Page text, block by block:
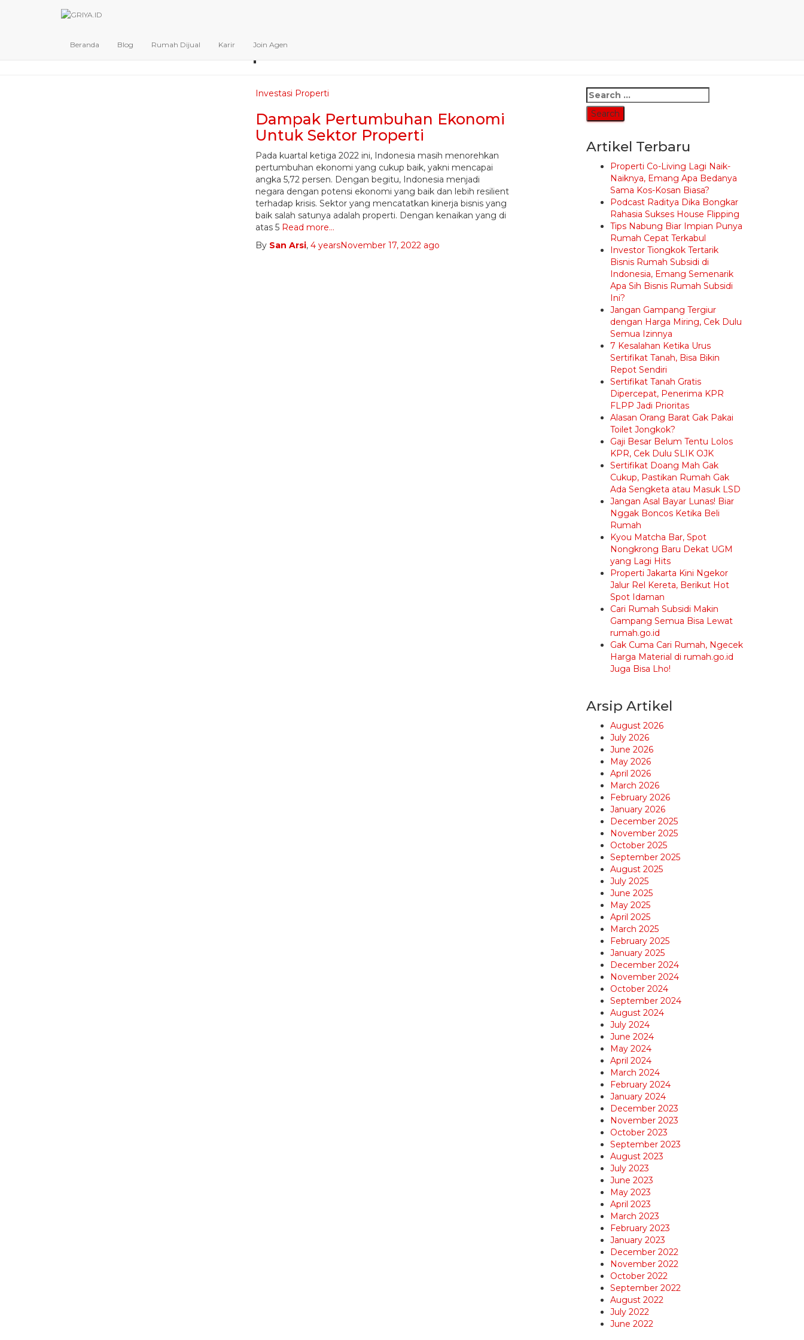
Beranda Blog Rumah Dijual Karir Join Agen
pertumbuhan ekonomi
Investasi Properti
Dampak Pertumbuhan Ekonomi
Untuk Sektor Properti
Pada kuartal ketiga 2022 ini, Indonesia masih menorehkan
pertumbuhan ekonomi yang cukup baik, yakni mencapai
angka 5,72 persen. Dengan begitu, Indonesia menjadi
negara dengan potensi ekonomi yang baik dan lebih resilient
terhadap krisis. Sektor yang mencatatkan kinerja bisnis yang
baik salah satunya adalah properti. Dengan kenaikan yang di
atas 5 Read more…
By San Arsi, 4 yearsNovember 17, 2022 ago
Search
for:
Artikel Terbaru
Properti Co-Living Lagi Naik-
Naiknya, Emang Apa Bedanya
Sama Kos-Kosan Biasa?
Podcast Raditya Dika Bongkar
Rahasia Sukses House Flipping
Tips Nabung Biar Impian Punya
Rumah Cepat Terkabul
Investor Tiongkok Tertarik
Bisnis Rumah Subsidi di
Indonesia, Emang Semenarik
Apa Sih Bisnis Rumah Subsidi
Ini?
Jangan Gampang Tergiur
dengan Harga Miring, Cek Dulu
Semua Izinnya
7 Kesalahan Ketika Urus
Sertifikat Tanah, Bisa Bikin
Repot Sendiri
Sertifikat Tanah Gratis
Dipercepat, Penerima KPR
FLPP Jadi Prioritas
Alasan Orang Barat Gak Pakai
Toilet Jongkok?
Gaji Besar Belum Tentu Lolos
KPR, Cek Dulu SLIK OJK
Sertifikat Doang Mah Gak
Cukup, Pastikan Rumah Gak
Ada Sengketa atau Masuk LSD
Jangan Asal Bayar Lunas! Biar
Nggak Boncos Ketika Beli
Rumah
Kyou Matcha Bar, Spot
Nongkrong Baru Dekat UGM
yang Lagi Hits
Properti Jakarta Kini Ngekor
Jalur Rel Kereta, Berikut Hot
Spot Idaman
Cari Rumah Subsidi Makin
Gampang Semua Bisa Lewat
rumah.go.id
Gak Cuma Cari Rumah, Ngecek
Harga Material di rumah.go.id
Juga Bisa Lho!
Arsip Artikel
August 2026
July 2026
June 2026
May 2026
April 2026
March 2026
February 2026
January 2026
December 2025
November 2025
October 2025
September 2025
August 2025
July 2025
June 2025
May 2025
April 2025
March 2025
February 2025
January 2025
December 2024
November 2024
October 2024
September 2024
August 2024
July 2024
June 2024
May 2024
April 2024
March 2024
February 2024
January 2024
December 2023
November 2023
October 2023
September 2023
August 2023
July 2023
June 2023
May 2023
April 2023
March 2023
February 2023
January 2023
December 2022
November 2022
October 2022
September 2022
August 2022
July 2022
June 2022